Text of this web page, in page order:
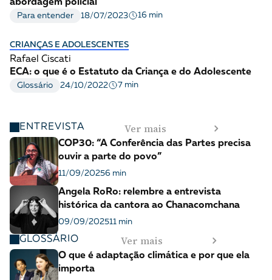
abordagem policial
Para entender 18/07/2023 16 min
CRIANÇAS E ADOLESCENTES
Rafael Ciscati
ECA: o que é o Estatuto da Criança e do Adolescente
Glossário 24/10/2022 7 min
ENTREVISTA Ver mais
COP30: “A Conferência das Partes precisa
ouvir a parte do povo”
11/09/20256 min
Angela RoRo: relembre a entrevista
histórica da cantora ao Chanacomchana
09/09/202511 min
GLOSSÁRIO Ver mais
O que é adaptação climática e por que ela
importa